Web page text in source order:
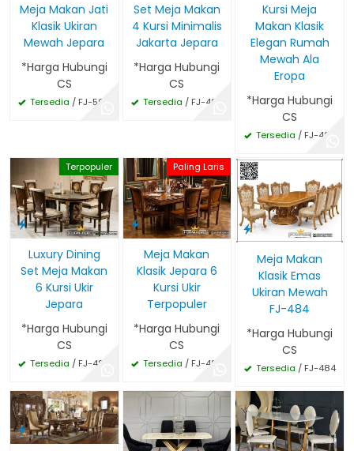
Meja Makan Jati
Klasik Ukiran
Mewah Jepara
*Harga Hubungi
CS
Tersedia / FJ-504
Set Meja Makan
4 Kursi Minimalis
Jakarta Jepara
*Harga Hubungi
CS
Tersedia / FJ-495
Kursi Meja
Makan Klasik
Elegan Rumah
Mewah Ala
Eropa
*Harga Hubungi
CS
Tersedia / FJ-494
Terpopuler
Luxury Dining
Set Meja Makan
6 Kursi Ukir
Jepara
*Harga Hubungi
CS
Tersedia / FJ-485
Paling Laris
Meja Makan
Klasik Jepara 6
Kursi Ukir
Terpopuler
*Harga Hubungi
CS
Tersedia / FJ-484
Meja Makan
Klasik Emas
Ukiran Mewah
FJ-484
*Harga Hubungi
CS
Tersedia / FJ-484